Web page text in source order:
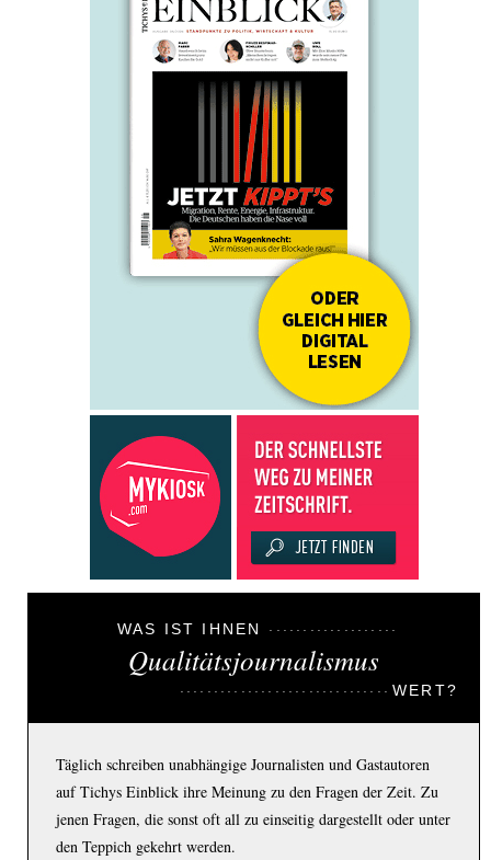
WAS IST IHNEN
Qualitätsjournalismus
WERT?
Täglich schreiben unabhängige Journalisten und Gastautoren
auf Tichys Einblick ihre Meinung zu den Fragen der Zeit. Zu
jenen Fragen, die sonst oft all zu einseitig dargestellt oder unter
den Teppich gekehrt werden.